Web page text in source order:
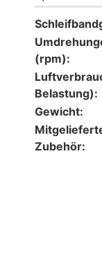
(rpm):
Belastung):
Gewicht:
Zubehör: